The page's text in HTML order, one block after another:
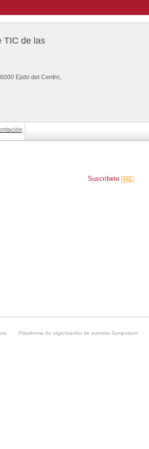
TIC de las
Ejido del Centro,
Suscríbete
Plataforma de organización de eventos Symposium